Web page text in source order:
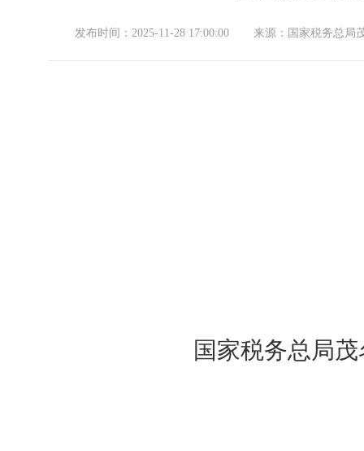
发布时间： 2025-11-28 17:00:00 来源： 国家税务总局
国家税务总局